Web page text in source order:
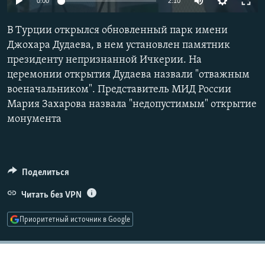
РАСПИСАНИЕ ВЕЩАНИЯ
ПОДПИШИТЕСЬ НА РАССЫЛКУ
СОЦИАЛЬНЫЕ СЕТИ
Auto 360p
720p
1080p
В Турции открылся обновленный парк имени
Джохара Дудаева, в нем установлен памятник
президенту непризнанной Ичкерии. На
церемонии открытия Дудаева назвали "отважным
военачальником". Представитель МИД России
Мария Захарова назвала "недопустимым"‎ открытие
монумента
Поделиться
Читать без VPN
Приоритетный источник в Google